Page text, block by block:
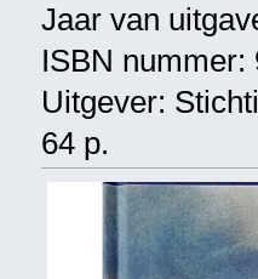
Jaar van
ISBN nummer:
Uitgever:
64 p.